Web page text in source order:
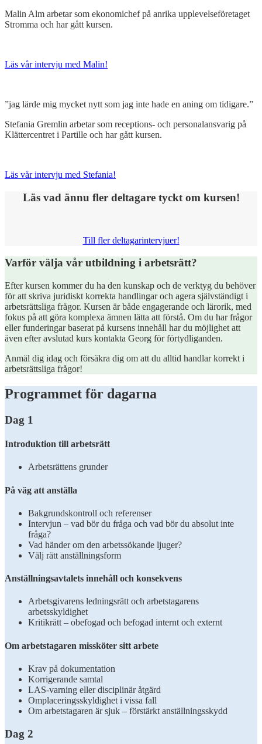
Malin Alm arbetar som ekonomichef på anrika upplevelseföretaget
Stromma och har gått kursen.
Läs vår intervju med Malin!
”jag lärde mig mycket nytt som jag inte hade en aning om tidigare.”
Stefania Gremlin arbetar som receptions- och personalansvarig på
Klättercentret i Partille och har gått kursen.
Läs vår intervju med Stefania!
Läs vad ännu fler deltagare tyckt om kursen!
Till fler deltagarintervjuer!
Varför välja vår utbildning i arbetsrätt?
Efter kursen kommer du ha den kunskap och de verktyg du behöver
för att skriva juridiskt korrekta handlingar och agera självständigt i
arbetsrättsliga frågor. Kursen är både engagerande och lärorik, med
fokus på att göra komplexa ämnen lätta att förstå. Om du har frågor
eller funderingar baserat på kursens innehåll har du möjlighet att
även efter avslutad kurs kontakta Georg för förtydliganden.
Anmäl dig idag och försäkra dig om att du alltid handlar korrekt i
arbetsrättsliga frågor!
Programmet för dagarna
Dag 1
Introduktion till arbetsrätt
Arbetsrättens grunder
På väg att anställa
Bakgrundskontroll och referenser
Intervjun – vad bör du fråga och vad bör du absolut inte
fråga?
Vad händer om den arbetssökande ljuger?
Välj rätt anställningsform
Anställningsavtalets innehåll och konsekvens
Arbetsgivarens ledningsrätt och arbetstagarens
arbetsskyldighet
Kritikrätt – obefogad och befogad internt och externt
Om arbetstagaren missköter sitt arbete
Krav på dokumentation
Korrigerande samtal
LAS-varning eller disciplinär åtgärd
Omplaceringsskyldighet i vissa fall
Om arbetstagaren är sjuk – förstärkt anställningsskydd
Dag 2